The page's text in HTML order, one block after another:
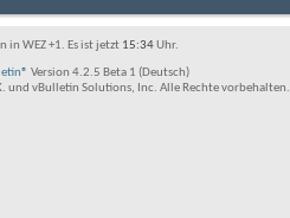
in WEZ +1. Es ist jetzt 15:34Uhr.
Version 4.2.5 Beta 1 (Deutsch)
vBulletin Solutions, Inc. Alle Rechte vorbehalten.